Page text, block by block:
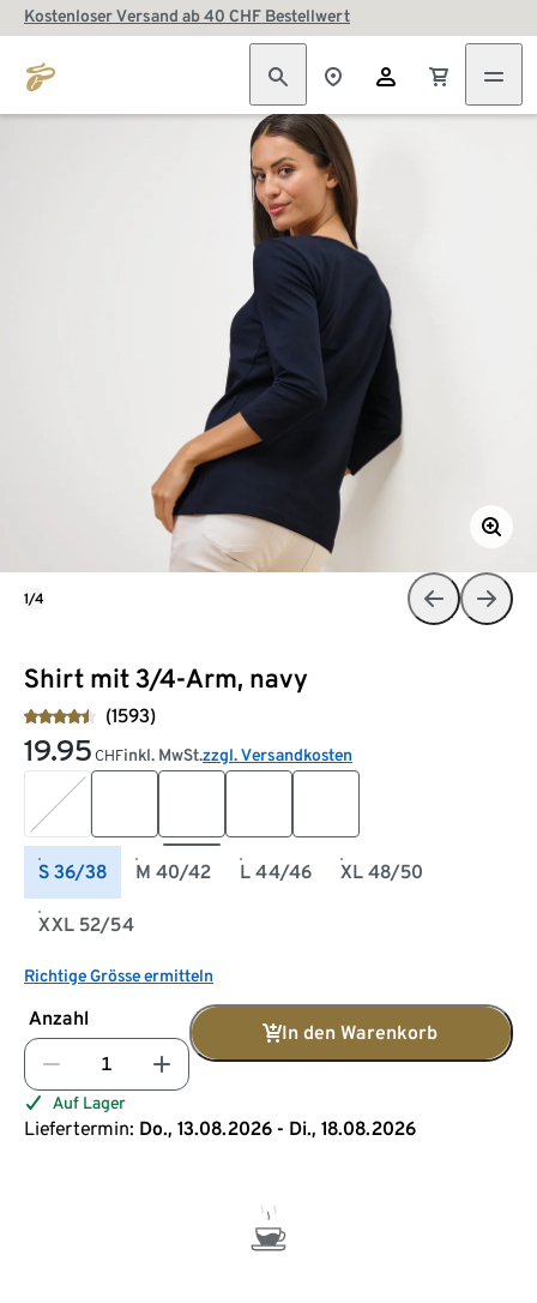
Kostenloser Versand ab 40 CHF Bestellwert
Shirt mit 3/4-Arm, navy
(1593)
19.95 CHFinkl. MwSt.zzgl. Versandkosten
S 36/38 M 40/42 L 44/46 XL 48/50
XXL 52/54
Richtige Grösse ermitteln
Anzahl
In den Warenkorb
Auf Lager
Liefertermin: Do., 13.08.2026 - Di., 18.08.2026
1/4